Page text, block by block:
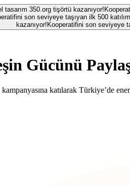
tasarım 350.org tişörtü kazanıyor!
son seviyeye taşıyan ilk 500
kazanıyor! Kooperatifini son seviyeye
Gücünü
katılarak Türkiye’de